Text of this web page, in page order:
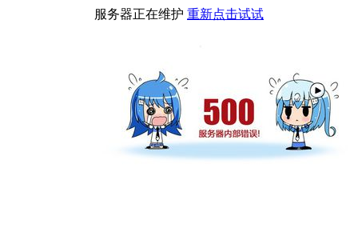
服务器正在维护 重新点击试试